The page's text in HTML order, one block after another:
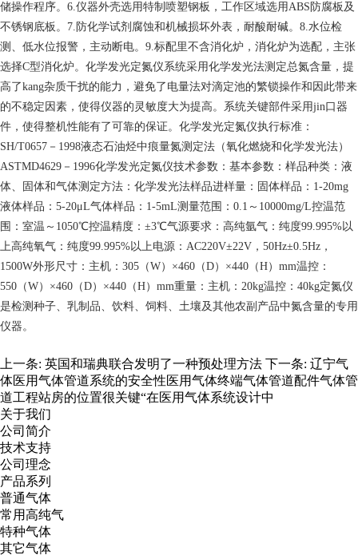
储操作程序。6.仪器外壳选用特制喷塑钢板，工作区域选用ABS防腐板及
不锈钢底板。7.防化学试剂腐蚀和机械损坏外表，耐酸耐碱。8.水位检
测、低水位报警，主动断电。9.标配里不含消化炉，消化炉为选配，主张
选择C型消化炉。化学发光定氮仪系统采用化学发光法测定总氮含量，提
高了kang杂质干扰的能力，避免了电量法对滴定池的繁锁操作和因此带来
的不稳定因素，使得仪器的灵敏度大为提高。系统关键部件采用jin口器
件，使得整机性能有了可靠的保证。化学发光定氮仪执行标准：
SH/T0657－1998液态石油烃中痕量氮测定法（氧化燃烧和化学发光法）
ASTMD4629－1996化学发光定氮仪技术参数：基本参数：样品种类：液
体、固体和气体测定方法：化学发光法样品进样量：固体样品：1-20mg
液体样品：5-20μL气体样品：1-5mL测量范围：0.1～10000mg/L控温范
围：室温～1050℃控温精度：±3℃气源要求：高纯氩气：纯度99.995%以
上高纯氧气：纯度99.995%以上电源：AC220V±22V，50Hz±0.5Hz，
1500W外形尺寸：主机：305（W）×460（D）×440（H）mm温控：
550（W）×460（D）×440（H）mm重量：主机：20kg温控：40kg定氮仪
是检测种子、乳制品、饮料、饲料、土壤及其他农副产品中氮含量的专用
仪器。
上一条: 英国和瑞典联合发明了一种预处理方法 下一条: 辽宁气
体医用气体管道系统的安全性医用气体终端气体管道配件气体管
道工程站房的位置很关键“在医用气体系统设计中
关于我们
公司简介
技术支持
公司理念
产品系列
普通气体
常用高纯气
特种气体
其它气体